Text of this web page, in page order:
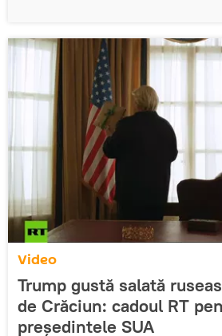
Video
Trump gustă salată
de Crăciun: cadoul RT
președintele SUA